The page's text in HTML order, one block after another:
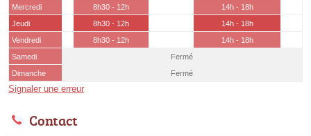
Mercredi
8h30 - 12h
14h - 18h
Jeudi
8h30 - 12h
14h - 18h
Vendredi
8h30 - 12h
14h - 18h
Samedi
Fermé
Dimanche
Fermé
Signaler une erreur
Contact